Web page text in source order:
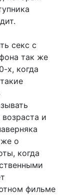
секс с
так же
х, когда
и
о
когда
фильме